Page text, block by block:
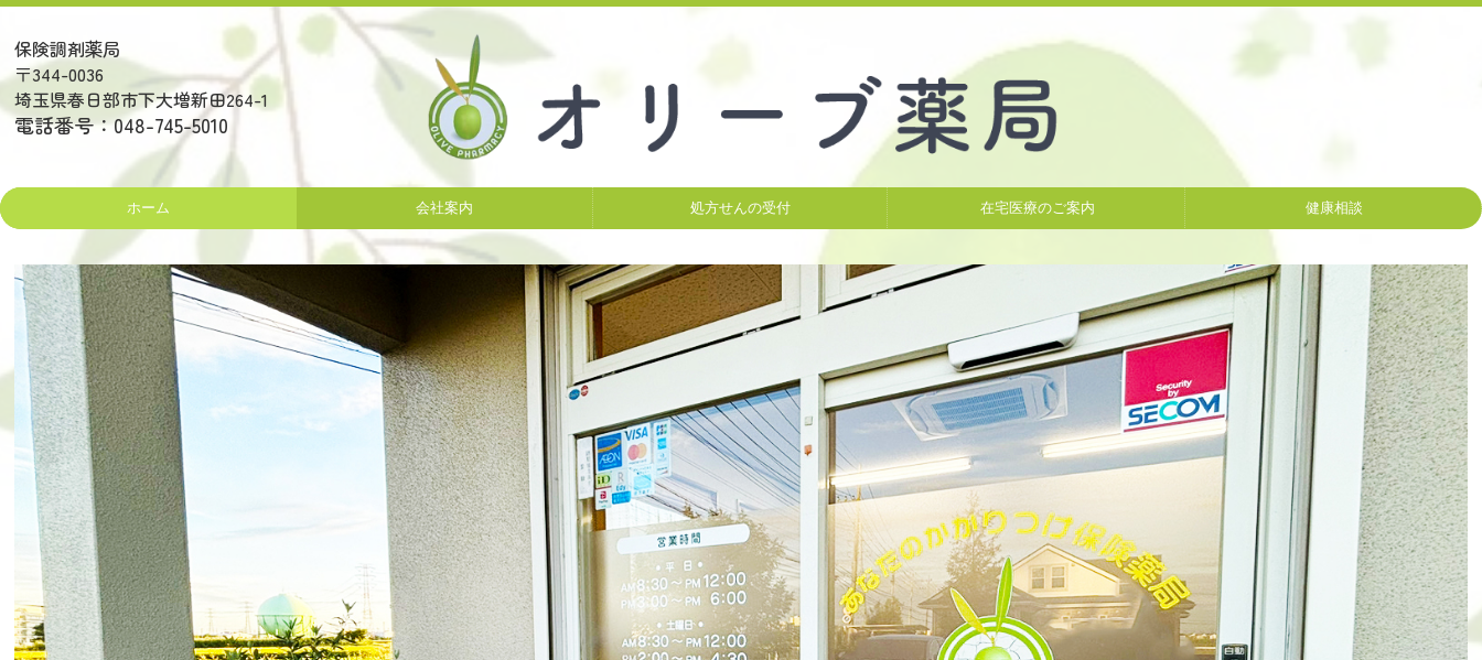
保険調剤薬局
〒344-0036
埼玉県春日部市下大増新田264-1
電話番号：048-745-5010
ホーム 会社案内 処方せんの受付 在宅医療のご案内 健康相談